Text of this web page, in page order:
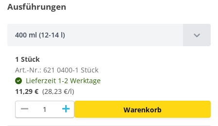
Ausführungen
400 ml (12-14 l)
1 Stück
Art.-Nr.: 621 0400-1 Stück
Lieferzeit 1-2 Werktage
11,29 € (28,23 €/l)
remove add Warenkorb